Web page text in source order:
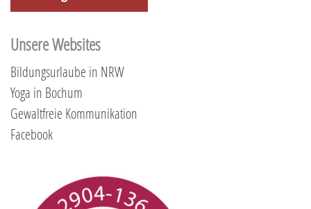
Unsere Websites
Bildungsurlaube in NRW
Yoga in Bochum
Gewaltfreie Kommunikation
Facebook